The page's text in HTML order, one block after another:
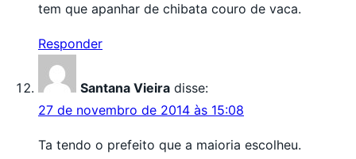
tem que apanhar de chibata couro de vaca.
Responder
Santana Vieira disse:
27 de novembro de 2014 às 15:08
Ta tendo o prefeito que a maioria escolheu.